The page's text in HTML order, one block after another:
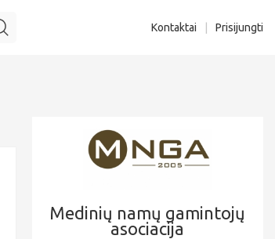
Kontaktai Prisijungti
Medinių namų gamintojų
asociacija